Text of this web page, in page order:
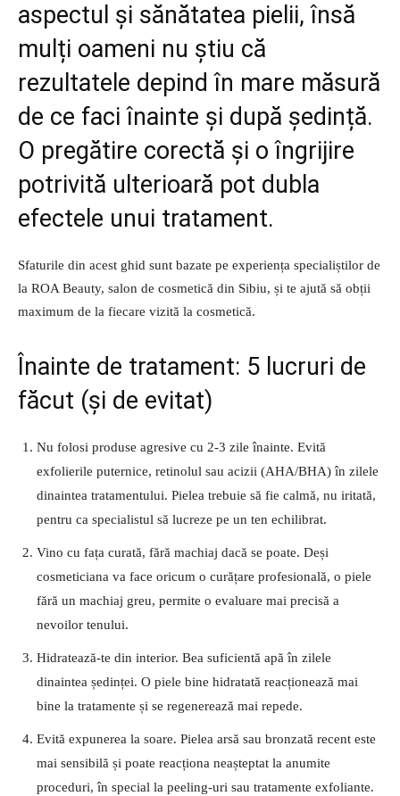
aspectul și sănătatea pielii, însă
mulți oameni nu știu că
rezultatele depind în mare măsură
de ce faci înainte și după ședință.
O pregătire corectă și o îngrijire
potrivită ulterioară pot dubla
efectele unui tratament.
Sfaturile din acest ghid sunt bazate pe experiența specialiștilor de
la ROA Beauty, salon de cosmetică din Sibiu, și te ajută să obții
maximum de la fiecare vizită la cosmetică.
Înainte de tratament: 5 lucruri de
făcut (și de evitat)
Nu folosi produse agresive cu 2-3 zile înainte. Evită
exfolierile puternice, retinolul sau acizii (AHA/BHA) în zilele
dinaintea tratamentului. Pielea trebuie să fie calmă, nu iritată,
pentru ca specialistul să lucreze pe un ten echilibrat.
Vino cu fața curată, fără machiaj dacă se poate. Deși
cosmeticiana va face oricum o curățare profesională, o piele
fără un machiaj greu, permite o evaluare mai precisă a
nevoilor tenului.
Hidratează-te din interior. Bea suficientă apă în zilele
dinaintea ședinței. O piele bine hidratată reacționează mai
bine la tratamente și se regenerează mai repede.
Evită expunerea la soare. Pielea arsă sau bronzată recent este
mai sensibilă și poate reacționa neașteptat la anumite
proceduri, în special la peeling-uri sau tratamente exfoliante.